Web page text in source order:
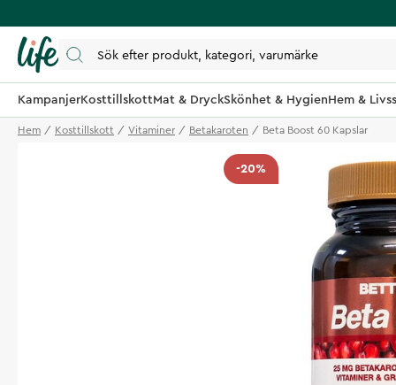
KampanjerKosttillskottMat & DryckSkönhet & HygienHem &
Hem Kosttillskott Vitaminer Betakaroten Beta Boost 60 Kapslar
-20%